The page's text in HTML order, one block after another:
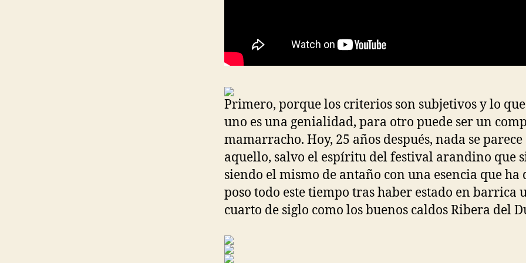
Primero, porque los criterios son subjetivos y lo
uno es una genialidad, para otro puede ser un
mamarracho. Hoy, 25 años después, nada se parece
aquello, salvo el espíritu del festival arandino que
siendo el mismo de antaño con una esencia que ha
poso todo este tiempo tras haber estado en barrica
cuarto de siglo como los buenos caldos Ribera del